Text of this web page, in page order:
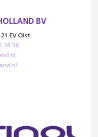
BV
EV Olst
38 38